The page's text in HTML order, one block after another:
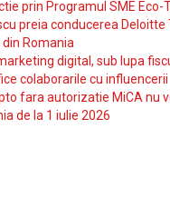
prin Programul SME Eco-
preia conducerea Deloitte
din Romania
digital, sub lupa
colaborarile cu influencerii
fara autorizatie MiCA nu
de la 1 iulie 2026